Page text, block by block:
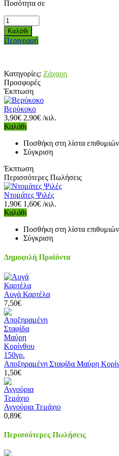
Ποσότητα σε
Περιγραφή
Κατηγορίες: Ζάχαρη
Προσφορές
Έκπτωση
Βερύκοκο
3,90€ 2,90€ /κιλ.
Καλάθι
Ποσθήκη στη λίστα επιθυμιών
Σύγκριση
Έκπτωση
Περισσότερες Πωλήσεις
Ντομάτες Ψιλές
1,90€ 1,60€ /κιλ.
Καλάθι
Ποσθήκη στη λίστα επιθυμιών
Σύγκριση
Δημοφιλή Προϊόντα
Αυγά Καρτέλα
7,50€
Αποξηραμένη Σταφίδα Μαύρη
1,50€
Αγγούρια Τεμάχιο
0,89€
Περισσότερες Πωλήσεις